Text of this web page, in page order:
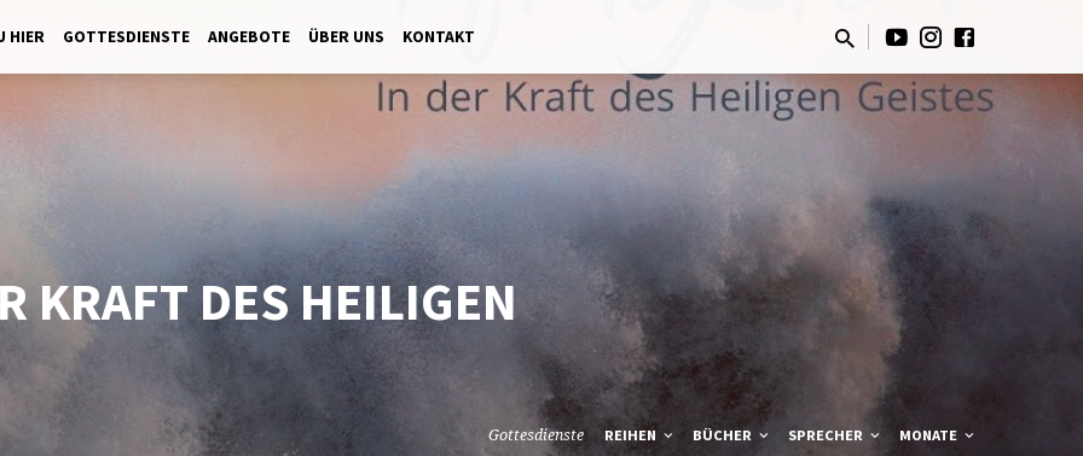
HIER GOTTESDIENSTE ANGEBOTE ÜBER UNS KONTAKT
KRAFT DES HEILIGEN
Gottesdienste REIHEN BÜCHER SPRECHER MONATE